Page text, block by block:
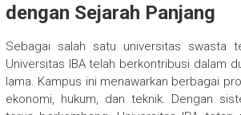
dengan Sejarah Panjang
Sebagai salah satu universitas swasta
Universitas IBA telah berkontribusi dalam
lama. Kampus ini menawarkan berbagai
ekonomi, hukum, dan teknik. Dengan